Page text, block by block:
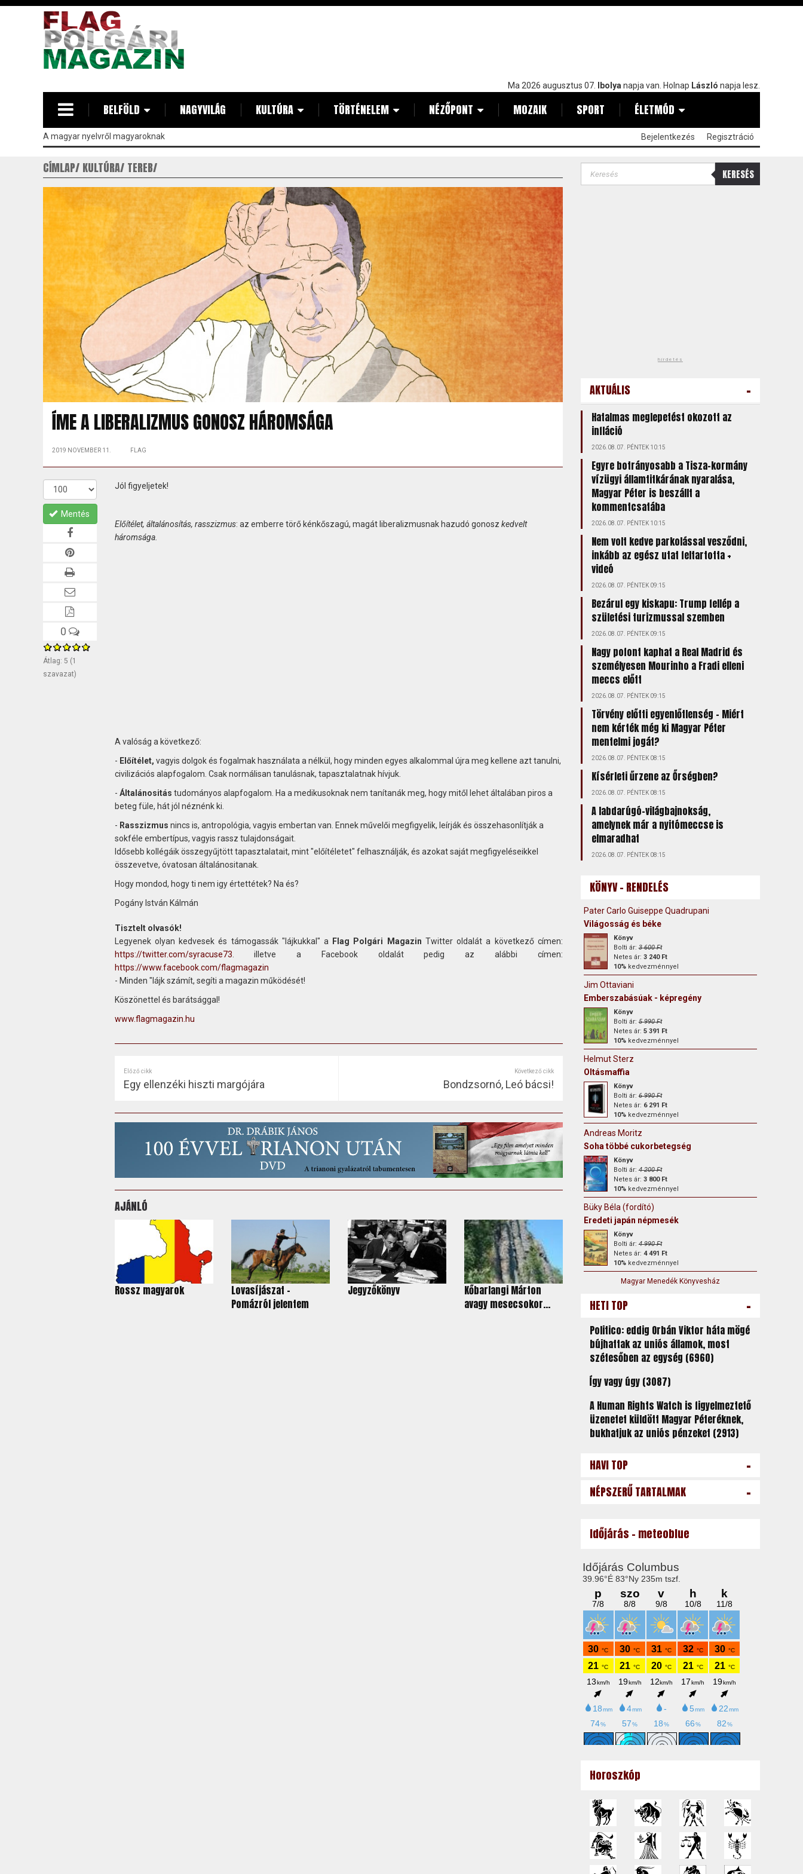
Ma 2026 augusztus 07. Ibolya napja van. Holnap László napja lesz.
BELFÖLD NAGYVILÁG KULTÚRA TÖRTÉNELEM NÉZŐPONT MOZAIK SPORT ÉLETMÓD
A magyar nyelvről magyaroknak Bejelentkezés Regisztráció
CÍMLAP KULTÚRA TEREB
ÍME A LIBERALIZMUS GONOSZ HÁROMSÁGA
2019 NOVEMBER 11. FLAG
Mentés
0
Átlag: 5 (1
szavazat)
Jól figyeljetek!
Előítélet, általánosítás, rasszizmus: az emberre törő kénkőszagú, magát liberalizmusnak hazudó gonosz kedvelt
háromsága.
A valóság a következő:
- Előítélet, vagyis dolgok és fogalmak használata a nélkül, hogy minden egyes alkalommal újra meg kellene azt tanulni,
civilizációs alapfogalom. Csak normálisan tanulásnak, tapasztalatnak hívjuk.
- Általánositás tudományos alapfogalom. Ha a medikusoknak nem tanítanák meg, hogy mitől lehet általában piros a
beteg füle, hát jól néznénk ki.
- Rasszizmus nincs is, antropológia, vagyis embertan van. Ennek művelői megfigyelik, leírják és összehasonlítják a
sokféle embertípus, vagyis rassz tulajdonságait.
Idősebb kollégáik összegyűjtött tapasztalatait, mint "előítéletet" felhasználják, és azokat saját megfigyeléseikkel
összevetve, óvatosan általánositanak.
Hogy mondod, hogy ti nem igy értettétek? Na és?
Pogány István Kálmán
Tisztelt olvasók!
Legyenek olyan kedvesek és támogassák "lájkukkal" a
Flag Polgári Magazin Twitter oldalát a következő címen:
https://twitter.com/syracuse73 . illetve a Facebook oldalát pedig az alábbi címen:
https://www.facebook.com/flagmagazin
- Minden "lájk számít, segíti a magazin működését!
Köszönettel és barátsággal!
www.flagmagazin.hu
Előző cikk
Egy ellenzéki hiszti margójára
Következő cikk
Bondzsornó, Leó bácsi!
AJÁNLÓ
Rossz magyarok
Lovasíjászat -
Pomázról jelentem
Jegyzőkönyv
Kőbarlangi Márton
avagy mesecsokor...
KERESÉS
hirdetés
AKTUÁLIS -
Hatalmas meglepetést okozott az
infláció
2026.08.07. PÉNTEK 10:15
Egyre botrányosabb a Tisza-kormány
vízügyi államtitkárának nyaralása,
Magyar Péter is beszállt a
kommentcsatába
2026.08.07. PÉNTEK 10:15
Nem volt kedve parkolással vesződni,
inkább az egész utat feltartotta +
videó
2026.08.07. PÉNTEK 09:15
Bezárul egy kiskapu: Trump fellép a
születési turizmussal szemben
2026.08.07. PÉNTEK 09:15
Nagy pofont kaphat a Real Madrid és
személyesen Mourinho a Fradi elleni
meccs előtt
2026.08.07. PÉNTEK 09:15
Törvény előtti egyenlőtlenség – Miért
nem kérték még ki Magyar Péter
mentelmi jogát?
2026.08.07. PÉNTEK 08:15
Kísérleti űrzene az Őrségben?
2026.08.07. PÉNTEK 08:15
A labdarúgó-világbajnokság,
amelynek már a nyitómeccse is
elmaradhat
2026.08.07. PÉNTEK 08:15
KÖNYV - RENDELÉS
Pater Carlo Guiseppe Quadrupani
Világosság és béke
Könyv
Bolti ár:3 600 Ft
Netes ár: 3 240 Ft
10%kedvezménnyel
Jim Ottaviani
Emberszabásúak - képregény
Könyv
Bolti ár:5 990 Ft
Netes ár: 5 391 Ft
10%kedvezménnyel
Helmut Sterz
Oltásmaffia
Könyv
Bolti ár:6 990 Ft
Netes ár: 6 291 Ft
10%kedvezménnyel
Andreas Moritz
Soha többé cukorbetegség
Könyv
Bolti ár:4 200 Ft
Netes ár: 3 800 Ft
10%kedvezménnyel
Büky Béla (fordító)
Eredeti japán népmesék
Könyv
Bolti ár:4 990 Ft
Netes ár: 4 491 Ft
10%kedvezménnyel
Magyar Menedék Könyvesház
HETI TOP -
Politico: eddig Orbán Viktor háta mögé
bújhattak az uniós államok, most
szétesőben az egység (6960)
Így vagy úgy (3087)
A Human Rights Watch is figyelmeztető
üzenetet küldött Magyar Péteréknek,
bukhatjuk az uniós pénzeket (2913)
HAVI TOP -
NÉPSZERŰ TARTALMAK -
Időjárás - meteoblue
Horoszkóp